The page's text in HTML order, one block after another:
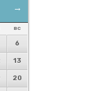
→
ВС
6
13
20